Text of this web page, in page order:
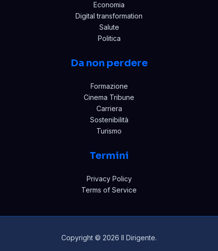
Economia
Digital transformation
Salute
Politica
Da non perdere
Formazione
Cinema Tribune
Carriera
Sostenibilità
Turismo
Termini
Privacy Policy
Terms of Service
Copyright © 2026 Il Dirigente.